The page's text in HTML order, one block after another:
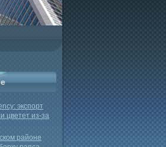
экспорт
цветет из-за
районе